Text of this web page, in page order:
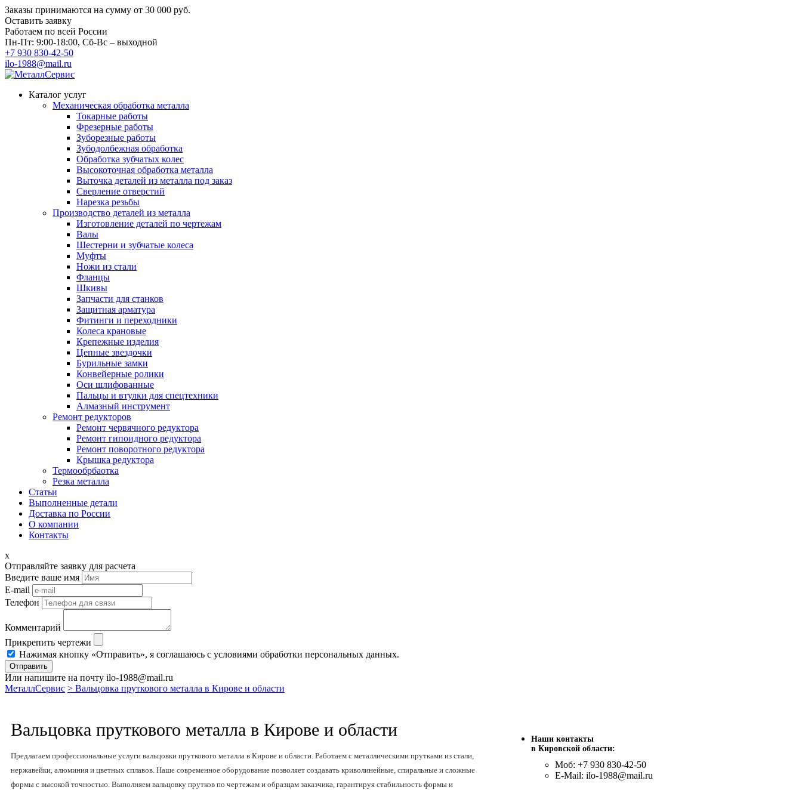
Заказы принимаются на сумму от 30 000 руб.
Оставить заявку
Работаем по всей России
Пн-Пт: 9:00-18:00, Сб-Вс – выходной
+7 930 830-42-50
ilo-1988@mail.ru
Каталог услуг
Механическая обработка металла
Токарные работы
Фрезерные работы
Зуборезные работы
Зубодолбежная обработка
Обработка зубчатых колес
Высокоточная обработка металла
Выточка деталей из металла под заказ
Сверление отверстий
Нарезка резьбы
Производство деталей из металла
Изготовление деталей по чертежам
Валы
Шестерни и зубчатые колеса
Муфты
Ножи из стали
Фланцы
Шкивы
Запчасти для станков
Защитная арматура
Фитинги и переходники
Колеса крановые
Крепежные изделия
Цепные звездочки
Бурильные замки
Конвейерные ролики
Оси шлифованные
Пальцы и втулки для спецтехники
Алмазный инструмент
Ремонт редукторов
Ремонт червячного редуктора
Ремонт гипоидного редуктора
Ремонт поворотного редуктора
Крышка редуктора
Термообрбаотка
Резка металла
Статьи
Выполненные детали
Доставка по России
О компании
Контакты
x
Отправляйте заявку для расчета
Введите ваше имя
E-mail
Телефон
Комментарий
Прикрепить чертежи
Нажимая кнопку «Отправить», я соглашаюсь с условиями обработки персональных данных.
Отправить
Или напишите на почту ilo-1988@mail.ru
МеталлСервис > Вальцовка пруткового металла в Кирове и области
Вальцовка пруткового металла в Кирове и области
Предлагаем профессиональные услуги вальцовки пруткового металла в Кирове и области. Работаем с металлическими прутками из стали,
нержавейки, алюминия и цветных сплавов. Наше современное оборудование позволяет создавать криволинейные, спиральные и сложные
формы с высокой точностью. Выполняем вальцовку прутков по чертежам и образцам заказчика, гарантируя стабильность формы и
Наши контакты
в Кировской области:
Моб: +7 930 830-42-50
E-Mail: ilo-1988@mail.ru